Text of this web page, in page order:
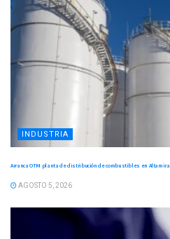
INDUSTRIA
Arranca OTM planta de distribución de combustibles en Altamira
AGOSTO 5, 2026